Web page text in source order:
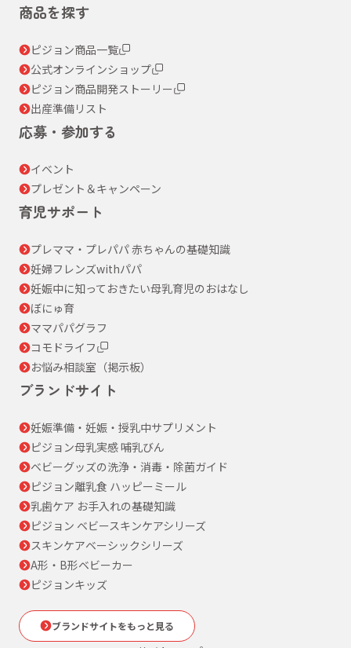
商品を探す
ピジョン商品一覧
公式オンラインショップ
ピジョン商品開発ストーリー
出産準備リスト
応募・参加する
イベント
プレゼント＆キャンペーン
育児サポート
プレママ・プレパパ 赤ちゃんの基礎知識
妊婦フレンズwithパパ
妊娠中に知っておきたい母乳育児のおはなし
ぼにゅ育
ママパパグラフ
コモドライフ
お悩み相談室（掲示板）
ブランドサイト
妊娠準備・妊娠・授乳中サプリメント
ピジョン母乳実感 哺乳びん
ベビーグッズの洗浄・消毒・除菌ガイド
ピジョン離乳食 ハッピーミール
乳歯ケア お手入れの基礎知識
ピジョン ベビースキンケアシリーズ
スキンケアベーシックシリーズ
A形・B形ベビーカー
ピジョンキッズ
ブランドサイトをもっと見る